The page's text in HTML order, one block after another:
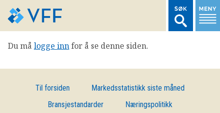
TIL FORSIDEN
MARKEDSSTATISTIKK
Du må logge innfor å se denne siden.
Til forsiden
Markedsstatistikk siste måned
Bransjestandarder
Næringspolitikk